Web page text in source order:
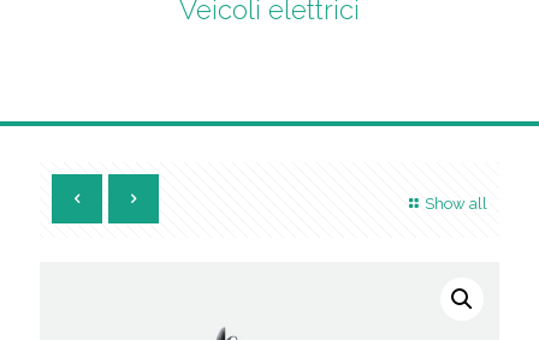
Veicoli elettrici
Show all